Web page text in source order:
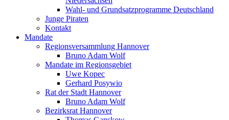
Wahl- und Grundsatzprogramme Deutschland
Junge Piraten
Kontakt
Mandate
Regionsversammlung Hannover
Bruno Adam Wolf
Mandate im Regionsgebiet
Uwe Kopec
Gerhard Posywio
Rat der Stadt Hannover
Bruno Adam Wolf
Bezirksrat Hannover